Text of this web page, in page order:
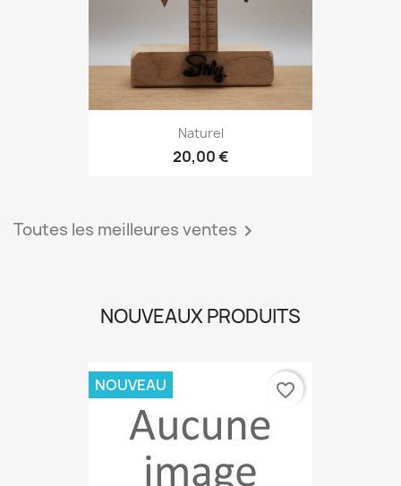
Naturel
20,00 €
Toutes les meilleures ventes 
NOUVEAUX PRODUITS
NOUVEAU favorite_border